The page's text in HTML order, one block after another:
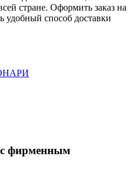
стране. Оформить заказ на
удобный способ доставки
фирменным